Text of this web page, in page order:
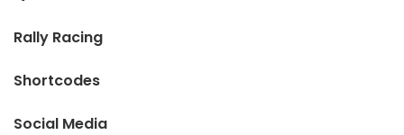
Rally Racing
Shortcodes
Social Media